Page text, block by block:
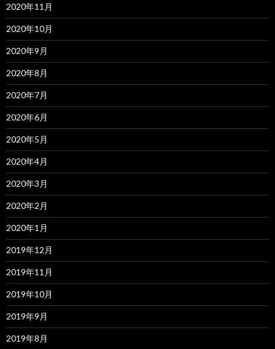
2020年11月
2020年10月
2020年9月
2020年8月
2020年7月
2020年6月
2020年5月
2020年4月
2020年3月
2020年2月
2020年1月
2019年12月
2019年11月
2019年10月
2019年9月
2019年8月